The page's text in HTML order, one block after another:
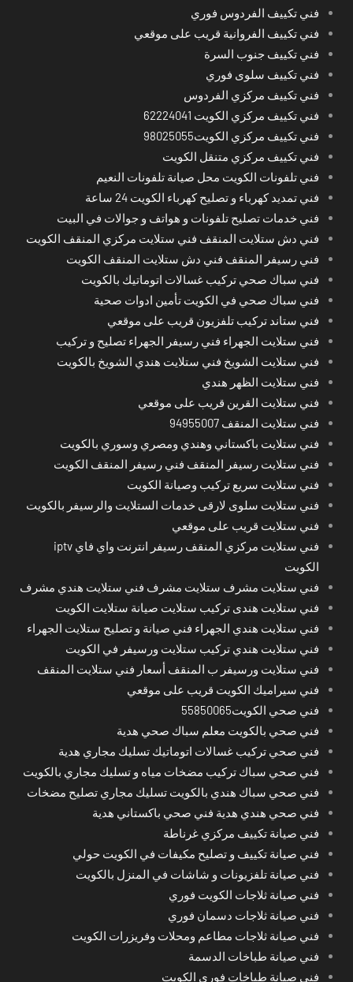
فني تكييف الفردوس فوري
فني تكييف الفروانية قريب على موقعي
فني تكييف جنوب السرة
فني تكييف سلوى فوري
فني تكييف مركزي الفردوس
فني تكييف مركزي الكويت 62224041
فني تكييف مركزي الكويت98025055
فني تكييف مركزي متنقل الكويت
فني تلفونات الكويت محل صيانة تلفونات النعيم
فني تمديد كهرباء و تصليح كهرباء الكويت 24 ساعة
فني خدمات تصليح تلفونات و هواتف و جوالات في البيت
فني دش ستلايت المنقف فني ستلايت مركزي المنقف الكويت
فني رسيفر المنقف فني دش ستلايت المنقف الكويت
فني سباك صحي تركيب غسالات اتوماتيك بالكويت
فني سباك صحي في الكويت تأمين ادوات صحية
فني ستاند تركيب تلفزيون قريب على موقعي
فني ستلايت الجهراء فني رسيفر الجهراء تصليح و تركيب
فني ستلايت الشويخ فني ستلايت هندي الشويخ بالكويت
فني ستلايت الظهر هندي
فني ستلايت القرين قريب على موقعي
فني ستلايت المنقف 94955007
فني ستلايت باكستاني وهندي ومصري وسوري بالكويت
فني ستلايت رسيفر المنقف فني رسيفر المنقف الكويت
فني ستلايت سريع تركيب وصيانة الكويت
فني ستلايت سلوى لارقى خدمات الستلايت والرسيفر بالكويت
فني ستلايت قريب على موقعي
فني ستلايت مركزي المنقف رسيفر انترنت واي فاي iptv
الكويت
فني ستلايت مشرف ستلايت مشرف فني ستلايت هندي مشرف
فني ستلايت هندى تركيب ستلايت صيانة ستلايت الكويت
فني ستلايت هندي الجهراء فني صيانة و تصليح ستلايت الجهراء
فني ستلايت هندي تركيب ستلايت ورسيفر في الكويت
فني ستلايت ورسيفر ب المنقف أسعار فني ستلايت المنقف
فني سيراميك الكويت قريب على موقعي
فني صحي الكويت55850065
فني صحي بالكويت معلم سباك صحي هدية
فني صحي تركيب غسالات اتوماتيك تسليك مجاري هدية
فني صحي سباك تركيب مضخات مياه و تسليك مجاري بالكويت
فني صحي سباك هندي بالكويت تسليك مجاري تصليح مضخات
فني صحي هندي هدية فني صحي باكستاني هدية
فني صيانة تكييف مركزي غرناطة
فني صيانة تكييف و تصليح مكيفات في الكويت حولي
فني صيانة تلفزيونات و شاشات في المنزل بالكويت
فني صيانة ثلاجات الكويت فوري
فني صيانة ثلاجات دسمان فوري
فني صيانة ثلاجات مطاعم ومحلات وفريزرات الكويت
فني صيانة طباخات الدسمة
فني صيانة طباخات فوري الكويت